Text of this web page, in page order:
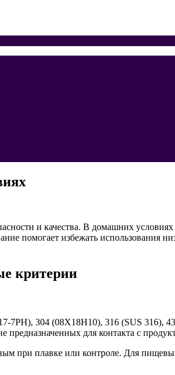
и качества. В домашних условиях
помогает избежать использования
критерии
7PH), 304 (08X18H10), 316 (SUS 316),
предназначенных для контакта с
при плавке или контроле. Для